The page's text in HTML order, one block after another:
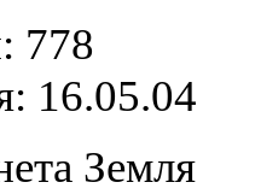
778
16.05.04
Земля